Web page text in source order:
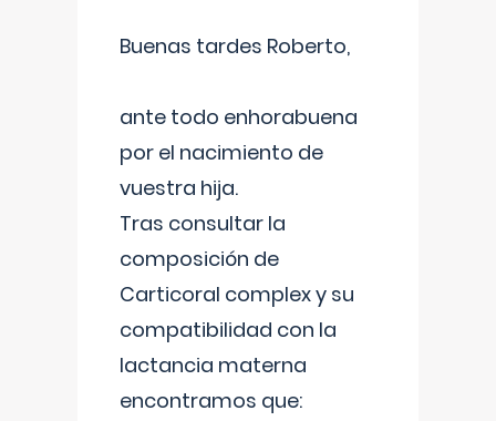
Buenas tardes Roberto,
ante todo enhorabuena
por el nacimiento de
vuestra hija.
Tras consultar la
composición de
Carticoral complex y su
compatibilidad con la
lactancia materna
encontramos que: